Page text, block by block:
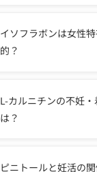
イソフラボンは女性
的？
L-カルニチンの不妊
は？
ピニトールと妊活の